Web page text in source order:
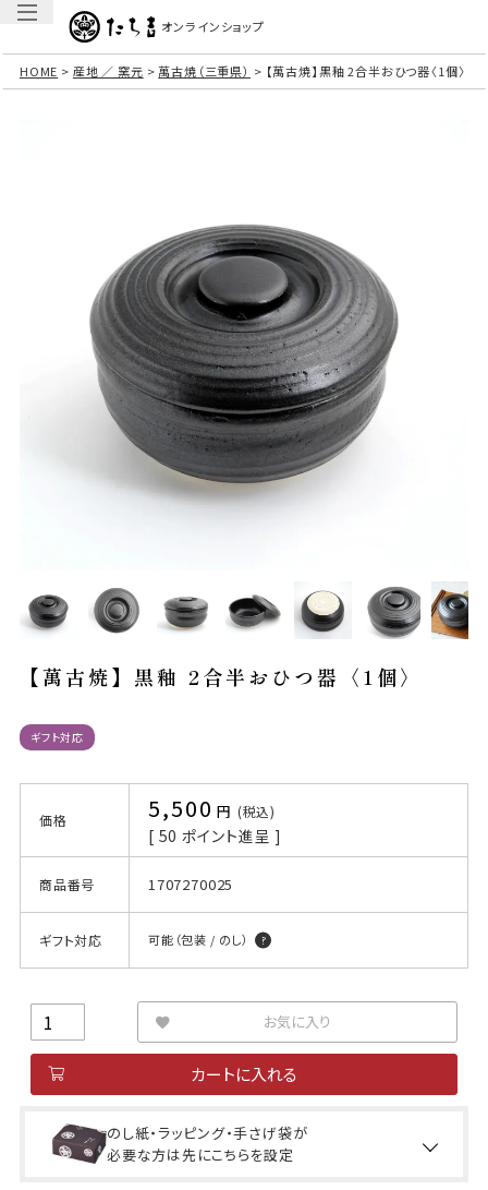
オンラインショップ
HOME 産地 ／ 窯元 萬古焼（三重県） 【萬古焼】黒釉 2合半おひつ器〈1個〉
【萬古焼】黒釉 2合半おひつ器〈1個〉
ギフト対応
価格 5,500 税込
[ 50 ポイント進呈 ]
商品番号 1707270025
ギフト対応 可能（包装 / のし）
お気に入り
カートに入れる
のし紙・ラッピング・手さげ袋が
必要な方は先にこちらを設定